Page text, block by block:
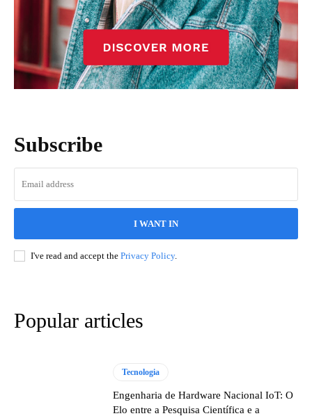
Subscribe
I WANT IN
I've read and accept the Privacy Policy.
Popular articles
Tecnologia
Engenharia de Hardware Nacional IoT: O
Elo entre a Pesquisa Científica e a